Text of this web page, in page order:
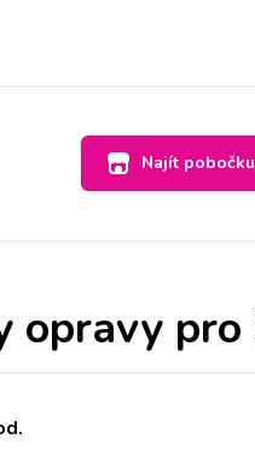
Najít pobočku
opravy pro